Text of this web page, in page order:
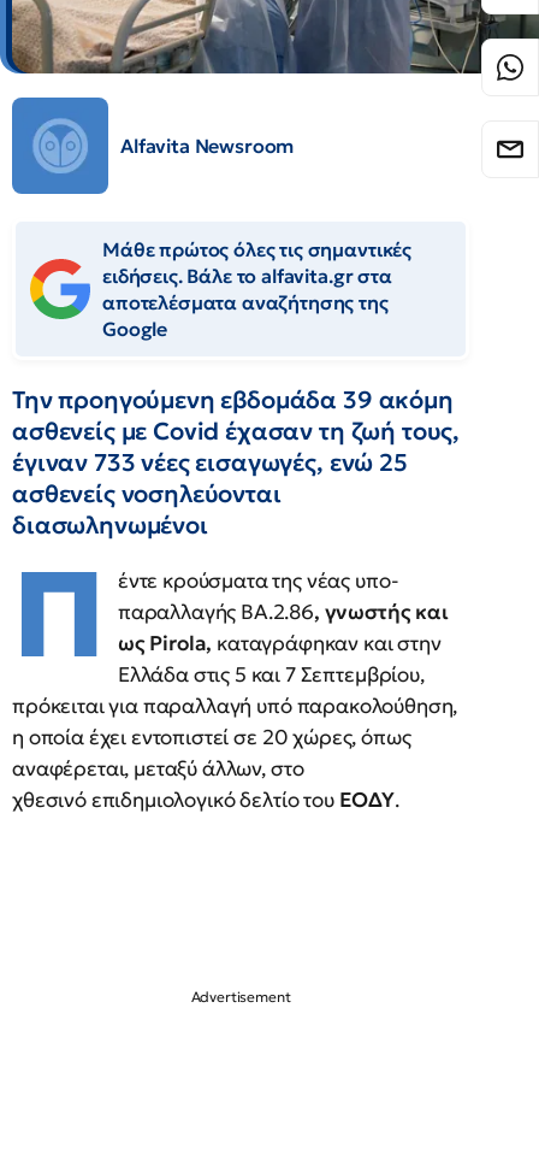
Alfavita Newsroom
Μάθε πρώτος όλες τις σημαντικές
ειδήσεις. Βάλε το alfavita.gr στα
αποτελέσματα αναζήτησης της
Google
Την προηγούμενη εβδομάδα 39 ακόμη
ασθενείς με Covid έχασαν τη ζωή τους,
έγιναν 733 νέες εισαγωγές, ενώ 25
ασθενείς νοσηλεύονται
διασωληνωμένοι
Π
έντε κρούσματα της νέας υπο-
παραλλαγής BA.2.86, γνωστής και
ως Pirola, καταγράφηκαν και στην
Ελλάδα στις 5 και 7 Σεπτεμβρίου,
πρόκειται για παραλλαγή υπό παρακολούθηση,
η οποία έχει εντοπιστεί σε 20 χώρες, όπως
αναφέρεται, μεταξύ άλλων, στο
χθεσινό επιδημιολογικό δελτίο του ΕΟΔΥ.